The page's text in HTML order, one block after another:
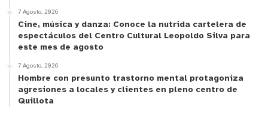
7 Agosto, 2026
Cine, música y danza: Conoce la nutrida cartelera de
espectáculos del Centro Cultural Leopoldo Silva para
este mes de agosto
7 Agosto, 2026
Hombre con presunto trastorno mental protagoniza
agresiones a locales y clientes en pleno centro de
Quillota